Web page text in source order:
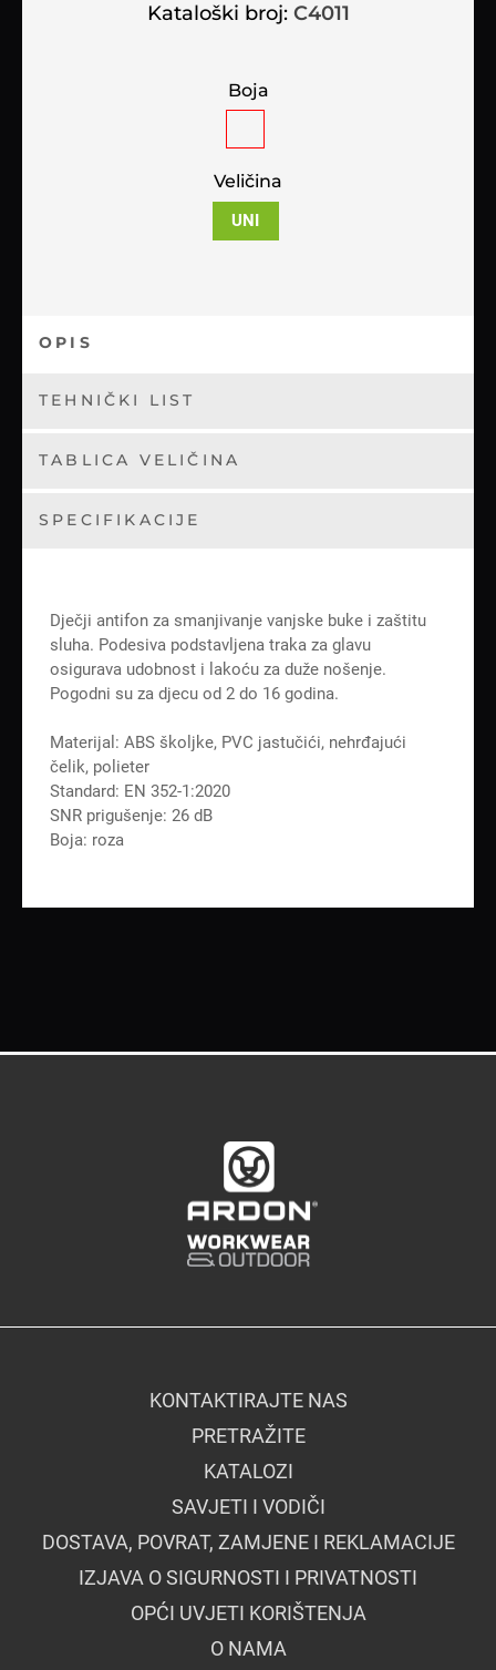
Kataloški broj: C4011
Boja
Veličina
UNI
OPIS
TEHNIČKI LIST
TABLICA VELIČINA
SPECIFIKACIJE
Dječji antifon za smanjivanje vanjske buke i zaštitu
sluha. Podesiva podstavljena traka za glavu
osigurava udobnost i lakoću za duže nošenje.
Pogodni su za djecu od 2 do 16 godina.
Materijal: ABS školjke, PVC jastučići, nehrđajući
čelik, polieter
Standard: EN 352-1:2020
SNR prigušenje: 26 dB
Boja: roza
KONTAKTIRAJTE NAS
PRETRAŽITE
KATALOZI
SAVJETI I VODIČI
DOSTAVA, POVRAT, ZAMJENE I REKLAMACIJE
IZJAVA O SIGURNOSTI I PRIVATNOSTI
OPĆI UVJETI KORIŠTENJA
O NAMA